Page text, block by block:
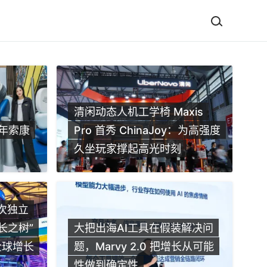
海外，苏州老板以实拍
3亿
索康
清闲动态人机工学椅 Maxis
Pro 首秀 ChinaJoy：为高强度
久坐玩家撑起高光时刻
独立
之树”
增长
大把出海AI工具在假装解决问
题，Marvy 2.0 把增长从可能
性做到确定性